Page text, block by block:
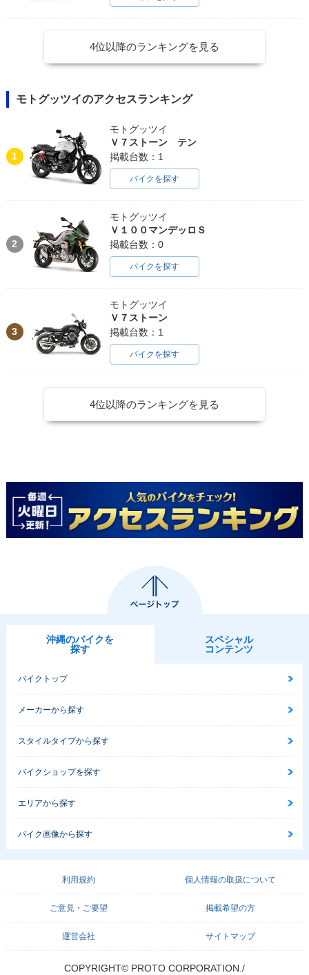
4位以降のランキングを見る
モトグッツイのアクセスランキング
1
モトグッツイ
Ｖ７ストーン テン
掲載台数：1
バイクを探す
2
モトグッツイ
Ｖ１００マンデッロＳ
掲載台数：0
バイクを探す
3
モトグッツイ
Ｖ７ストーン
掲載台数：1
バイクを探す
4位以降のランキングを見る
沖縄のバイクを
探す
スペシャル
コンテンツ
バイクトップ
メーカーから探す
スタイルタイプから探す
バイクショップを探す
エリアから探す
バイク画像から探す
利用規約 個人情報の取扱について
ご意見・ご要望 掲載希望の方
運営会社 サイトマップ
COPYRIGHT© PROTO CORPORATION./